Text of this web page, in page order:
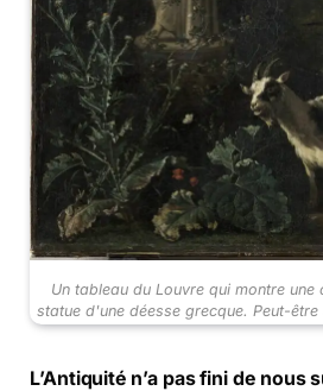
Un tableau du Louvre qui montre
statue d'une déesse grecque. Peut-
L’Antiquité n’a pas fini de nous